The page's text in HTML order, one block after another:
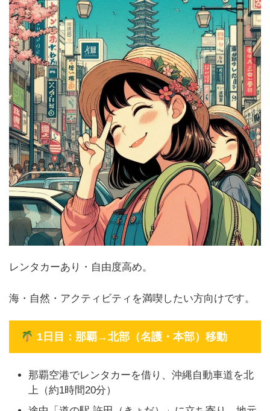
レンタカーあり・自由度高め。
海・自然・アクティビティを満喫したい方向けです。
1日目：那覇→北部（名護・本部）移動
那覇空港でレンタカーを借り、沖縄自動車道を北
上（約1時間20分）